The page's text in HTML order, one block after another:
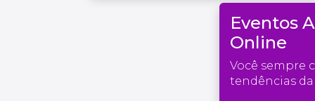
Eventos
Online
Você sempre
tendências da